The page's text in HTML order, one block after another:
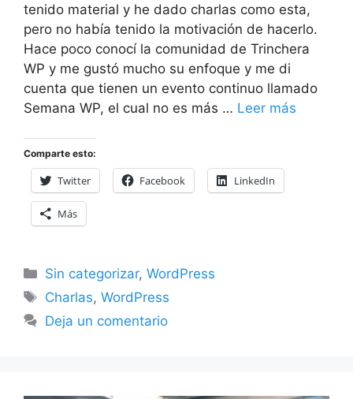
tenido material y he dado charlas como esta,
pero no había tenido la motivación de hacerlo.
Hace poco conocí la comunidad de Trinchera
WP y me gustó mucho su enfoque y me di
cuenta que tienen un evento continuo llamado
Semana WP, el cual no es más … Leer más
Comparte esto:
Twitter Facebook LinkedIn
Más
Categorías
Sin categorizar,WordPress
Etiquetas
Charlas,WordPress
Deja un comentario